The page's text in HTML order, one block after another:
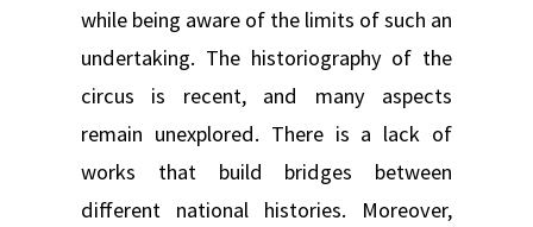
while being aware of the limits of such an
undertaking. The historiography of the
circus is recent, and many aspects
remain unexplored. There is a lack of
works that build bridges between
different national histories. Moreover,